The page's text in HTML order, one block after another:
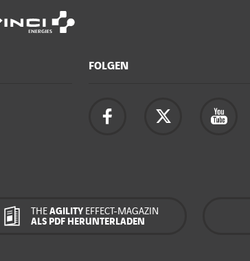
FOLGEN
THEAGILITY EFFECT-MAGAZIN
ALS PDF HERUNTERLADEN